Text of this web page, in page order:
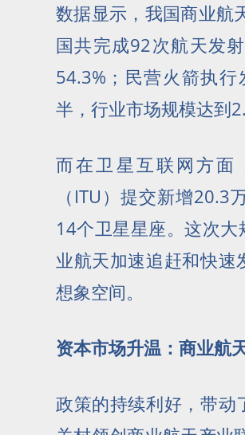
数据显示，我国商业航
国共完成92次航天发
54.3%；民营火箭执
半，行业市场规模达到
而在卫星互联网方面
（ITU）提交新增
14个卫星星座。这次
业航天加速追赶和快
想象空间。
资本市场升温：商业航
政策的持续利好，带动